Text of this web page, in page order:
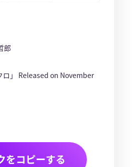
郎
」 Released on November
をコピーする